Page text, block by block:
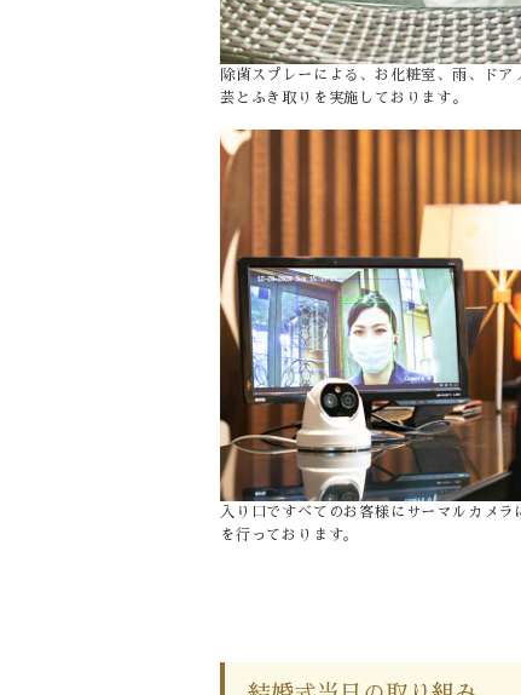
除菌スプレーによる、お化粧室、雨、ド
芸とふき取りを実施しております。
入り口ですべてのお客様にサーマルカメラ
を行っております｡